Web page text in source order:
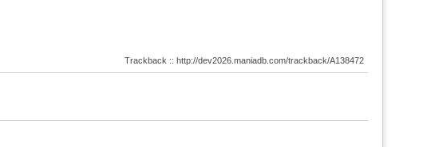
Trackback :: http://dev2026.maniadb.com/trackback/A138472